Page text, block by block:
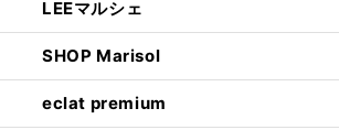
LEEマルシェ
SHOP Marisol
eclat premium